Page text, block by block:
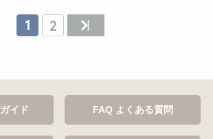
イド FAQ よくある質問